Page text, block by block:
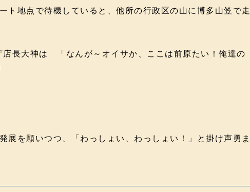
ト地点で待機していると、他所の行政区の山に博多山笠で走
長大神は 「なんが～オイサか、ここは前原たい！俺達の
)
を願いつつ、「わっしょい、わっしょい！」と掛け声勇ま